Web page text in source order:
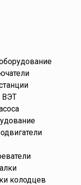
ВЭТ
колодцев